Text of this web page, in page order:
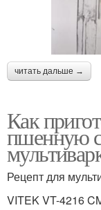
читать дальше →
Как
пшенную
Рецепт для
VITEK VT-4216